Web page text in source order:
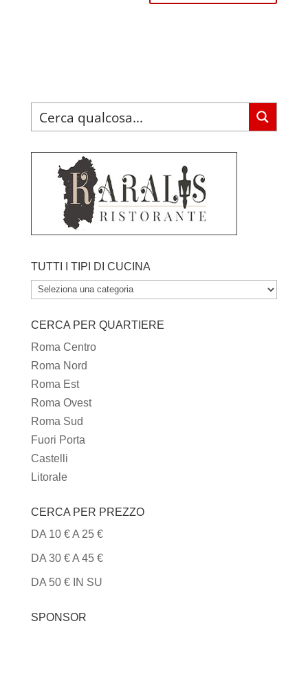
TUTTI I TIPI DI CUCINA
TUTTI
TIPI
DI
CUCINA
CERCA PER QUARTIERE
Roma Centro
Roma Nord
Roma Est
Roma Ovest
Roma Sud
Fuori Porta
Castelli
Litorale
CERCA PER PREZZO
DA 10 € A 25 €
DA 30 € A 45 €
DA 50 € IN SU
SPONSOR